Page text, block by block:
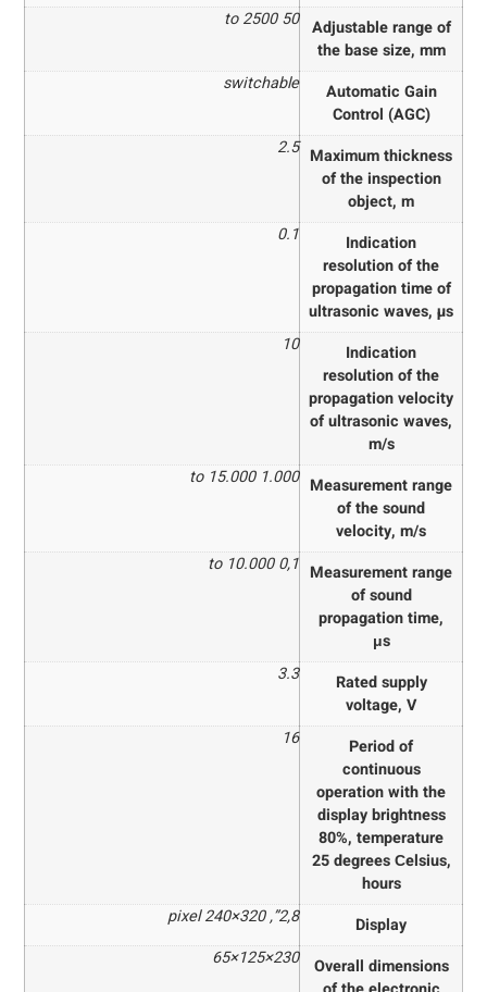
Adjustable range of
the base size, mm
50 to 2500
Automatic Gain
Control (AGC)
switchable
Maximum thickness
of the inspection
object, m
2.5
Indication
resolution of the
propagation time of
ultrasonic waves, µs
0.1
Indication
resolution of the
propagation velocity
of ultrasonic waves,
m/s
10
Measurement range
of the sound
velocity, m/s
1.000 to 15.000
Measurement range
of sound
propagation time,
μs
0,1 to 10.000
Rated supply
voltage, V
3.3
Period of
continuous
operation with the
display brightness
80%, temperature
25 degrees Сelsius,
hours
16
Display
2,8”, 320×240 pixel
Overall dimensions
230×125×65